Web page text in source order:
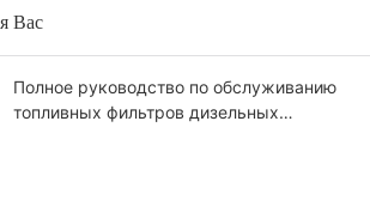
Вас
Полное руководство по обслуживанию
топливных фильтров дизельных